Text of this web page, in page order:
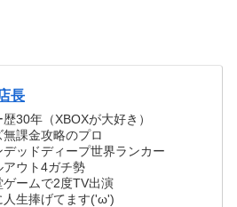
長
30年（XBOXが大好き）
無課金攻略のプロ
デッドディープ世界ランカー
アウト4ガチ勢
ゲームで2度TV出演
人生捧げてます('ω')